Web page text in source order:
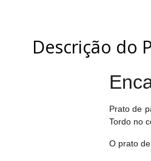
Descrição do
Prato de
Tordo no
O prato